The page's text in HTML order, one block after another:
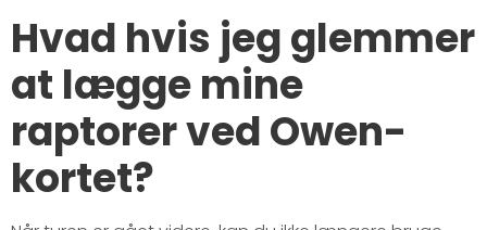
Hvad hvis jeg glemmer
at lægge mine
raptorer ved Owen-
kortet?